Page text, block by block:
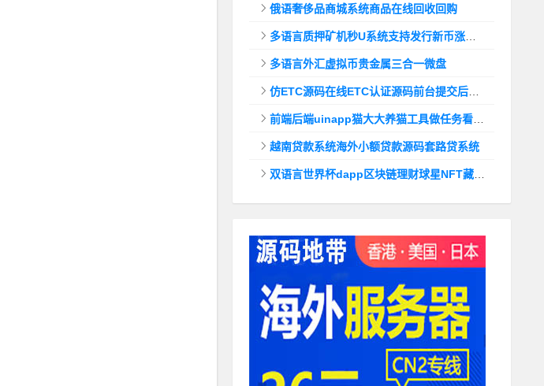
俄语奢侈品商城系统商品在线回收回购
多语言质押矿机秒U系统支持发行新币涨幅调控+代理后台
多语言外汇虚拟币贵金属三合一微盘
仿ETC源码在线ETC认证源码前台提交后台查询
前端后端uinapp猫大大养猫工具做任务看广告邀好友即可获得收益猫力合成游戏
越南贷款系统海外小额贷款源码套路贷系统
双语言世界杯dapp区块链理财球星NFT藏品投资带uinapp源码